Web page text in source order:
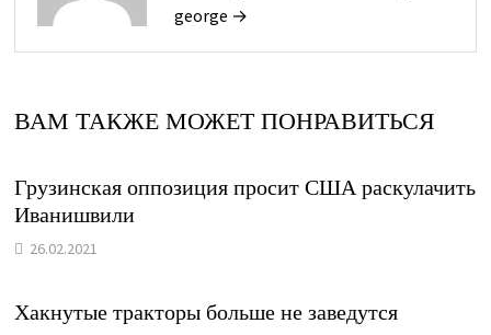
george →
ВАМ ТАКЖЕ МОЖЕТ ПОНРАВИТЬСЯ
Грузинская оппозиция просит США раскулачить
Иванишвили
26.02.2021
Хакнутые тракторы больше не заведутся